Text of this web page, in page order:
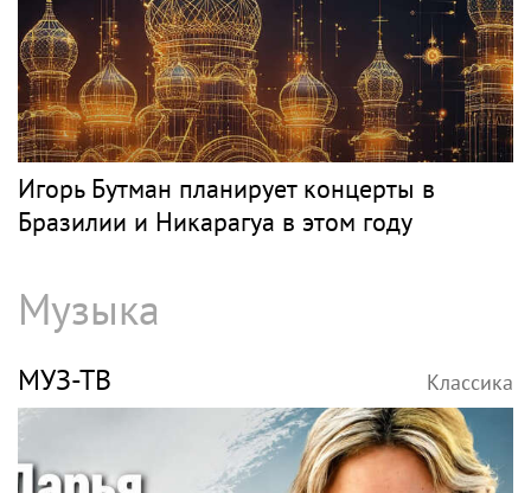
Игорь Бутман планирует концерты в
Бразилии и Никарагуа в этом году
Музыка
МУЗ-ТВ Классика